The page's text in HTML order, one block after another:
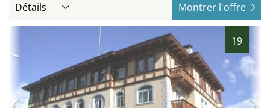
Détails Montrer l'offre
19